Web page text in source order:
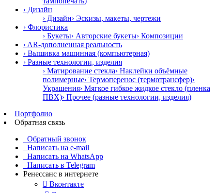
› Дизайн
› Дизайн› Эскизы, макеты, чертежи
› Флористика
› Букеты› Авторские букеты› Композиции
› AR-дополненная реальность
› Вышивка машинная (компьютерная)
› Разные технологии, изделия
› Матирование стекла› Наклейки объёмные
полимерные› Термоперенос (термотрансфер)›
Украшения› Мягкое гибкое жидкое стекло (пленка
ПВХ)› Прочее (разные технологии, изделия)
Портфолио
Обратная связь
Обратный звонок
Написать на e-mail
Написать на WhatsApp
Написать в Telegram
Ренессанс в интернете
 Вконтакте